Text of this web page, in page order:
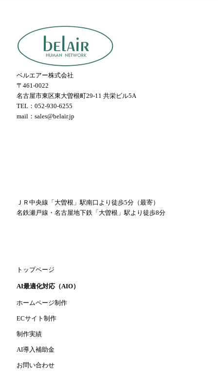
ベルエアー株式会社
〒461-0022
名古屋市東区東大曽根町29-11 共栄ビル5A
TEL：052-930-6255
mail：sales@belair.jp
ＪＲ中央線「大曽根」駅南口より徒歩5分（最寄）
名鉄瀬戸線・名古屋地下鉄「大曽根」駅より徒歩8分
トップページ
AI最適化対応（AIO）
ホームページ制作
ECサイト制作
制作実績
AI導入補助金
お問い合わせ